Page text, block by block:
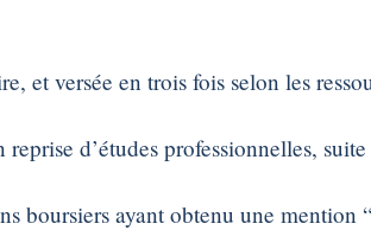
et versée en trois fois selon les
d’études professionnelles,
boursiers ayant obtenu une mention